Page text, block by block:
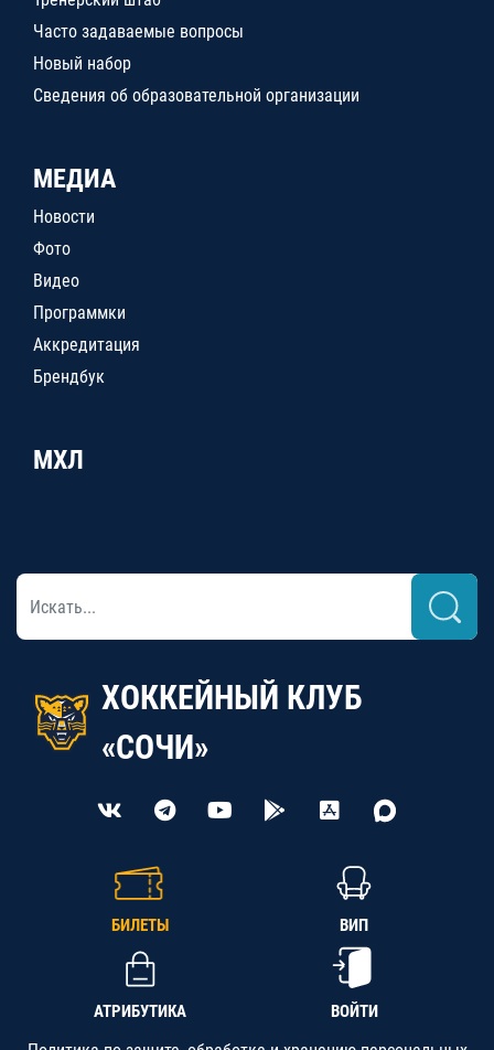
Часто задаваемые вопросы
Новый набор
Сведения об образовательной организации
МЕДИА
Новости
Фото
Видео
Программки
Аккредитация
Брендбук
МХЛ
ХОККЕЙНЫЙ КЛУБ
«СОЧИ»
БИЛЕТЫ ВИП
АТРИБУТИКА ВОЙТИ